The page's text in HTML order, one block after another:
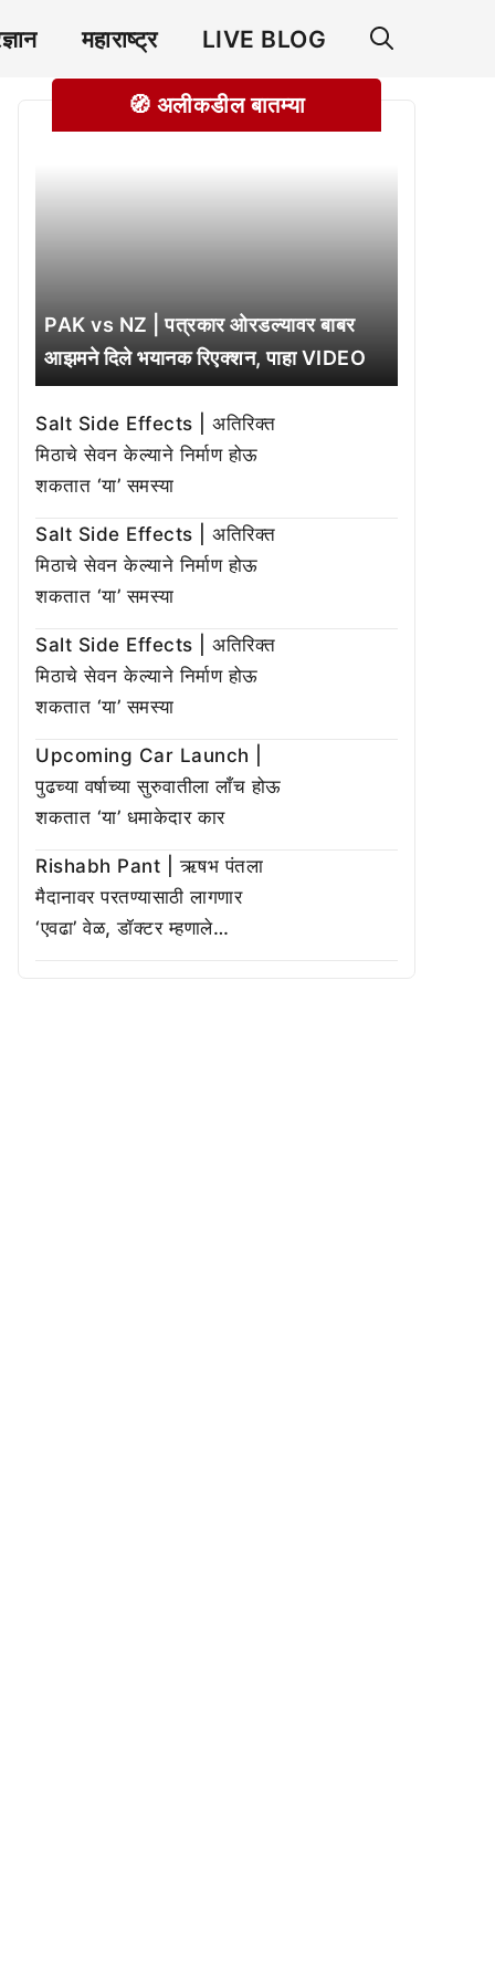
महाराष्ट्र LIVE BLOG
🧭 अलीकडील बातम्या
PAK vs NZ | पत्रकार ओरडल्यावर बाबर
आझमने दिले भयानक रिएक्शन, पाहा VIDEO
Salt Side Effects | अतिरिक्त
मिठाचे सेवन केल्याने निर्माण होऊ
शकतात ‘या’ समस्या
Salt Side Effects | अतिरिक्त
मिठाचे सेवन केल्याने निर्माण होऊ
शकतात ‘या’ समस्या
Salt Side Effects | अतिरिक्त
मिठाचे सेवन केल्याने निर्माण होऊ
शकतात ‘या’ समस्या
Upcoming Car Launch |
पुढच्या वर्षाच्या सुरुवातीला लाँच होऊ
शकतात ‘या’ धमाकेदार कार
Rishabh Pant | ऋषभ पंतला
मैदानावर परतण्यासाठी लागणार
‘एवढा’ वेळ, डॉक्टर म्हणाले…